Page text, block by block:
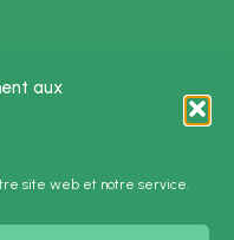
aux
site web et notre service.